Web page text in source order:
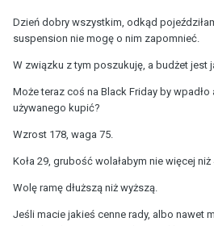
Dzień dobry wszystkim, odkąd
suspension nie mogę o nim zapomnieć.
W związku z tym poszukuję, a budżet jest
Może teraz coś na Black Friday by
używanego kupić?
Wzrost 178, waga 75.
Koła 29, grubość wolałabym nie więcej
Wolę ramę dłuższą niż wyższą.
Jeśli macie jakieś cenne rady, albo nawet